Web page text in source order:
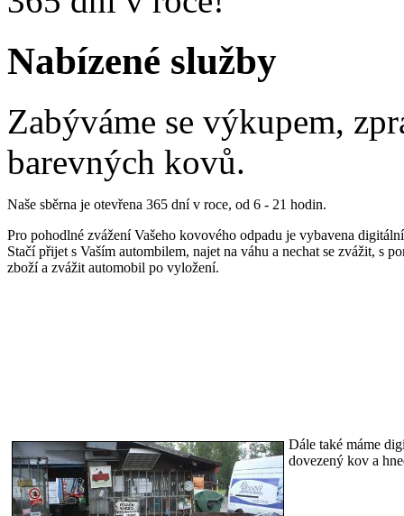
Nabízené služby
Zabýváme se výkupem,
barevných kovů.
Naše sběrna je otevřena 365 dní v roce, od 6 - 21 hodin.
Pro pohodlné zvážení Vašeho kovového odpadu je vybavena
Stačí přijet s Vaším autombilem, najet na váhu a nechat se zvážit, s
zboží a zvážit automobil po vyložení.
Dále také máme
dovezený kov a